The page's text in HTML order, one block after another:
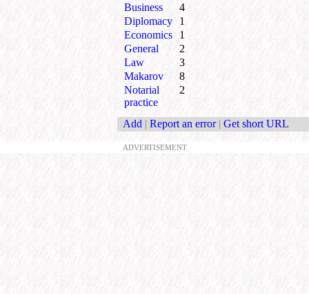
Business
4
Diplomacy
1
Economics
1
General
2
Law
3
Makarov
8
Notarial
practice
2
Add | Report an error | Get short URL
ADVERTISEMENT